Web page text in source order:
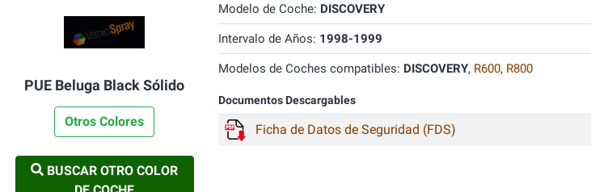
PUE Beluga Black Sólido
Otros Colores
BUSCAR OTRO COLOR
Modelo de Coche: DISCOVERY
Intervalo de Años: 1998-1999
Modelos de Coches compatibles: DISCOVERY, R600, R800
Documentos Descargables
Ficha de Datos de Seguridad (FDS)